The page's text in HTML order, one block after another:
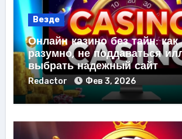
Везде
Онлайн казино без тайн: как
разумно, не поддаваться
выбрать надежный сайт
Redactor Фев 3, 2026